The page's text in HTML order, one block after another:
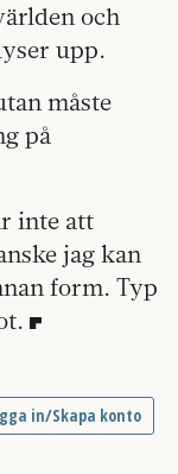
och
upp.
måste
på
inte att
jag kan
form. Typ